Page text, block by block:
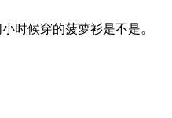
时候穿的菠萝衫是不是。